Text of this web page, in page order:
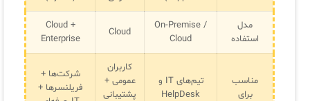
مدل
استفاده
On-Premise /
Cloud
Cloud
Cloud +
Enterprise
مناسب
برای
تیم‌های IT و
HelpDesk
کاربران
عمومی +
پشتیبانی
شرکت‌ها +
فریلنسرها +